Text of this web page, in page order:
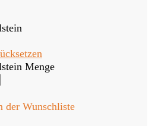
Menge
der Wunschliste